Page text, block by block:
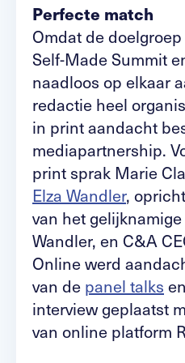
Perfecte match
Omdat de
Self-Made Summit
naadloos op elkaar
redactie heel
in print aandacht
mediapartnership.
print sprak Marie
Elza Wandler,
van het
Wandler, en C&A
Online werd
van de panel talks
interview geplaatst
van online platform